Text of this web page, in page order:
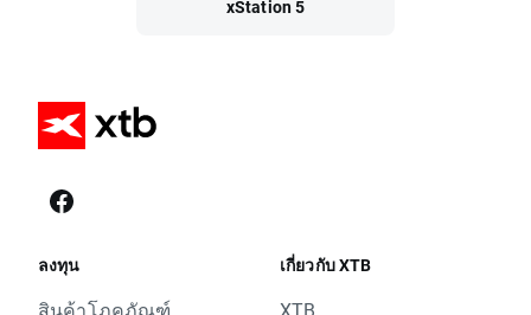
xStation 5
ลงทุน
สินค้าโภคภัณฑ์
เกี่ยวกับ XTB
XTB